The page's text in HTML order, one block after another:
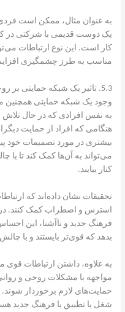
به عنوان مثال، ممکن است
یک دوست قدیمی با شرکتی در
کار است. این نوع ارتباطات
مناسب به طرز چشمگیری
5.3. تاثیر یک شبکه حمایتی بر روحیه و اعتماد به نفس
وجود یک شبکه حمایتی همچنین
به نفس افرادی که در حال تلاش
هنگامی که افراد از حمایت
بیشتری در مورد تصمیمات خود
می‌تواند به آن‌ها کمک کند تا با
کنار بیایند.
تحقیقات نشان داده‌اند که
استرس و اضطراب کمک کنند. در
فرهنگ جدید و ناآشنا، این
بدهد که قوی‌تر بایستند و با
به علاوه، داشتن ارتباطات قوی
مواجهه با مشکلات روحی و
حمایت‌های لازم برخوردار شوند.
شغل یا تطبیق با فرهنگ جدید